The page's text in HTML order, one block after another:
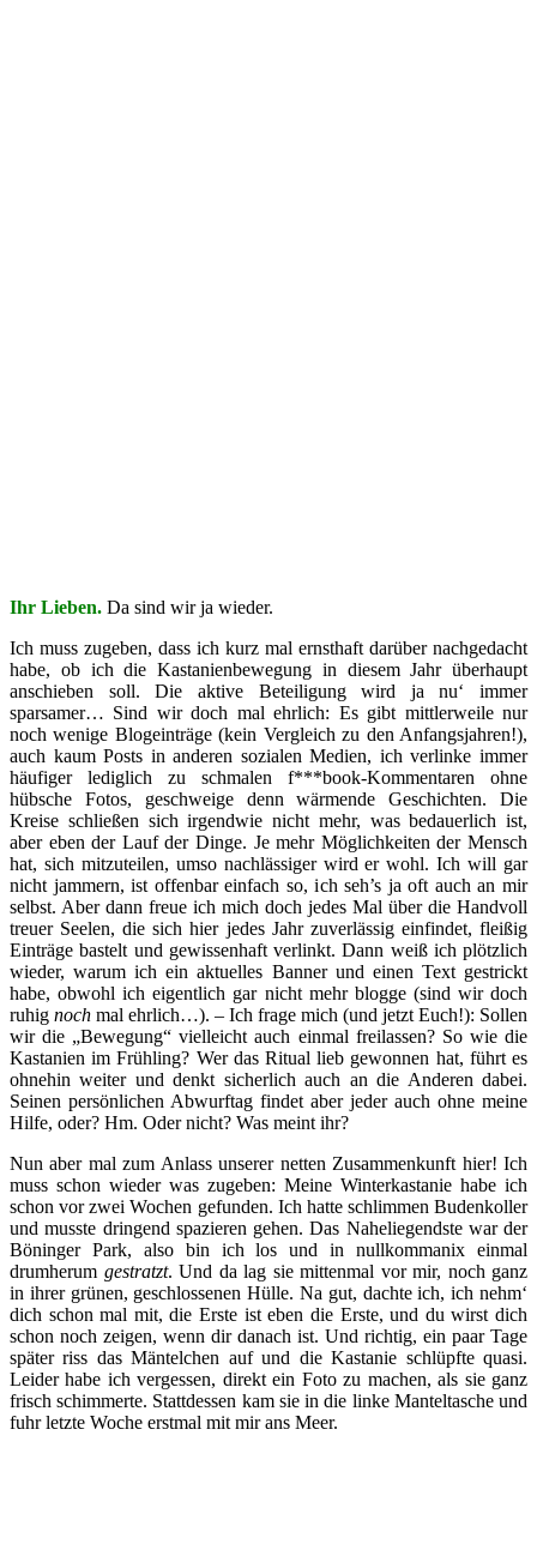
Ihr Lieben. Da sind wir ja wieder.
Ich muss zugeben, dass ich kurz mal ernsthaft darüber nachgedacht
habe, ob ich die Kastanienbewegung in diesem Jahr überhaupt
anschieben soll. Die aktive Beteiligung wird ja nu‘ immer
sparsamer… Sind wir doch mal ehrlich: Es gibt mittlerweile nur
noch wenige Blogeinträge (kein Vergleich zu den Anfangsjahren!),
auch kaum Posts in anderen sozialen Medien, ich verlinke immer
häufiger lediglich zu schmalen f***book-Kommentaren ohne
hübsche Fotos, geschweige denn wärmende Geschichten. Die
Kreise schließen sich irgendwie nicht mehr, was bedauerlich ist,
aber eben der Lauf der Dinge. Je mehr Möglichkeiten der Mensch
hat, sich mitzuteilen, umso nachlässiger wird er wohl. Ich will gar
nicht jammern, ist offenbar einfach so, ich seh’s ja oft auch an mir
selbst. Aber dann freue ich mich doch jedes Mal über die Handvoll
treuer Seelen, die sich hier jedes Jahr zuverlässig einfindet, fleißig
Einträge bastelt und gewissenhaft verlinkt. Dann weiß ich plötzlich
wieder, warum ich ein aktuelles Banner und einen Text gestrickt
habe, obwohl ich eigentlich gar nicht mehr blogge (sind wir doch
ruhig noch mal ehrlich…). – Ich frage mich (und jetzt Euch!): Sollen
wir die „Bewegung“ vielleicht auch einmal freilassen? So wie die
Kastanien im Frühling? Wer das Ritual lieb gewonnen hat, führt es
ohnehin weiter und denkt sicherlich auch an die Anderen dabei.
Seinen persönlichen Abwurftag findet aber jeder auch ohne meine
Hilfe, oder? Hm. Oder nicht? Was meint ihr?
Nun aber mal zum Anlass unserer netten Zusammenkunft hier! Ich
muss schon wieder was zugeben: Meine Winterkastanie habe ich
schon vor zwei Wochen gefunden. Ich hatte schlimmen Budenkoller
und musste dringend spazieren gehen. Das Naheliegendste war der
Böninger Park, also bin ich los und in nullkommanix einmal
drumherum gestratzt. Und da lag sie mittenmal vor mir, noch ganz
in ihrer grünen, geschlossenen Hülle. Na gut, dachte ich, ich nehm‘
dich schon mal mit, die Erste ist eben die Erste, und du wirst dich
schon noch zeigen, wenn dir danach ist. Und richtig, ein paar Tage
später riss das Mäntelchen auf und die Kastanie schlüpfte quasi.
Leider habe ich vergessen, direkt ein Foto zu machen, als sie ganz
frisch schimmerte. Stattdessen kam sie in die linke Manteltasche und
fuhr letzte Woche erstmal mit mir ans Meer.